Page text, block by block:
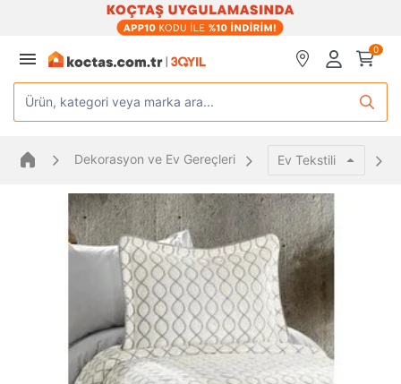
0
Ürün, kategori veya marka ara...
Dekorasyon ve Ev Gereçleri Ev Tekstili